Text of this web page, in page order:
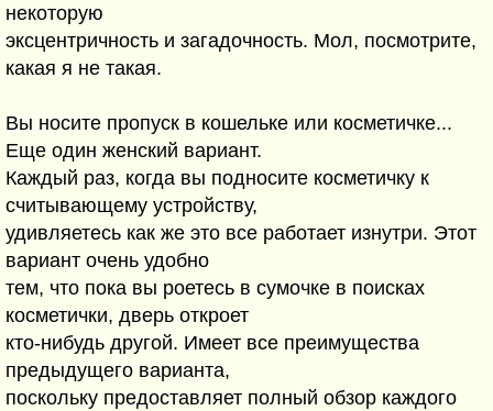
некоторую
эксцентричность и загадочность. Мол, посмотрите,
какая я не такая.
Вы носите пропуск в кошельке или косметичке...
Еще один женский вариант.
Каждый раз, когда вы подносите косметичку к
считывающему устройству,
удивляетесь как же это все работает изнутри. Этот
вариант очень удобно
тем, что пока вы роетесь в сумочке в поисках
косметички, дверь откроет
кто-нибудь другой. Имеет все преимущества
предыдущего варианта,
поскольку предоставляет полный обзор каждого